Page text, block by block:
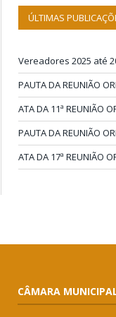
ÚLTIMAS
Vereadores 2025 até
PAUTA DA REUNIÃO
ATA DA 11ª REUNIÃO
PAUTA DA REUNIÃO
ATA DA 17ª REUNIÃO
CÂMARA